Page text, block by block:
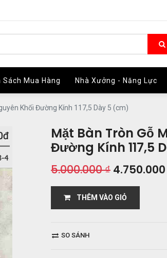
Sách Mua Hàng Nhà Xưởng - Năng Lực
Sách Mua Hàng Nhà Xưởng - Năng Lực
Khối Đường Kính 117,5 Dày 5 (cm)
Mặt Bàn Tròn Gỗ
Đường Kính 117,5
5.000.000₫ 4.750.000
THÊM VÀO GIỎ
SO SÁNH